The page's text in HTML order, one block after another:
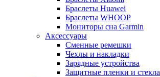
Браслеты Huawei
Браслеты WHOOP
Мониторы сна Garmin
Аксессуары
Сменные ремешки
Чехлы и накладки
Зарядные устройства
Защитные пленки и стекла